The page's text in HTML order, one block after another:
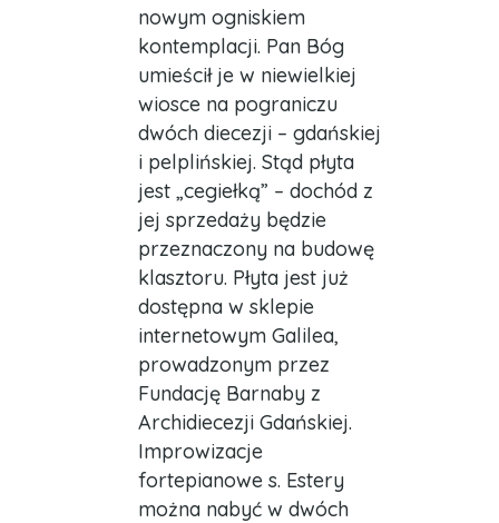
nowym ogniskiem
kontemplacji. Pan Bóg
umieścił je w niewielkiej
wiosce na pograniczu
dwóch diecezji – gdańskiej
i pelplińskiej. Stąd płyta
jest „cegiełką” – dochód z
jej sprzedaży będzie
przeznaczony na budowę
klasztoru. Płyta jest już
dostępna w sklepie
internetowym Galilea,
prowadzonym przez
Fundację Barnaby z
Archidiecezji Gdańskiej.
Improwizacje
fortepianowe s. Estery
można nabyć w dwóch